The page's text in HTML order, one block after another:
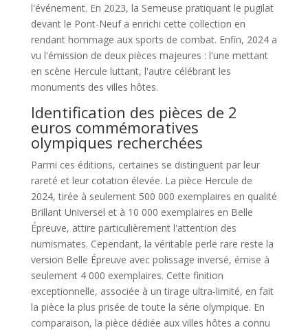
l'événement. En 2023, la Semeuse pratiquant le pugilat
devant le Pont-Neuf a enrichi cette collection en
rendant hommage aux sports de combat. Enfin, 2024 a
vu l'émission de deux pièces majeures : l'une mettant
en scène Hercule luttant, l'autre célébrant les
monuments des villes hôtes.
Identification des pièces de 2
euros commémoratives
olympiques recherchées
Parmi ces éditions, certaines se distinguent par leur
rareté et leur cotation élevée. La pièce Hercule de
2024, tirée à seulement 500 000 exemplaires en qualité
Brillant Universel et à 10 000 exemplaires en Belle
Épreuve, attire particulièrement l'attention des
numismates. Cependant, la véritable perle rare reste la
version Belle Épreuve avec polissage inversé, émise à
seulement 4 000 exemplaires. Cette finition
exceptionnelle, associée à un tirage ultra-limité, en fait
la pièce la plus prisée de toute la série olympique. En
comparaison, la pièce dédiée aux villes hôtes a connu